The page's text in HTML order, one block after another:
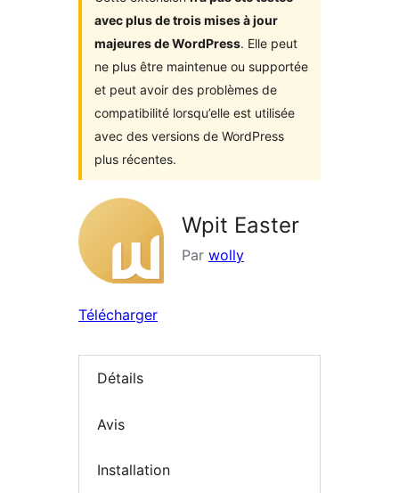
avec plus de trois mises à jour
majeures de WordPress. Elle peut
ne plus être maintenue ou supportée
et peut avoir des problèmes de
compatibilité lorsqu’elle est utilisée
avec des versions de WordPress
plus récentes.
Wpit Easter
Par wolly
Télécharger
Détails
Avis
Installation